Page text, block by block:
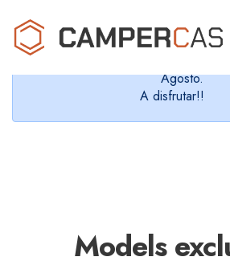
Cerramos en verano, que nos
chapuzón y
Agosto.
A disfrutar!!
Models